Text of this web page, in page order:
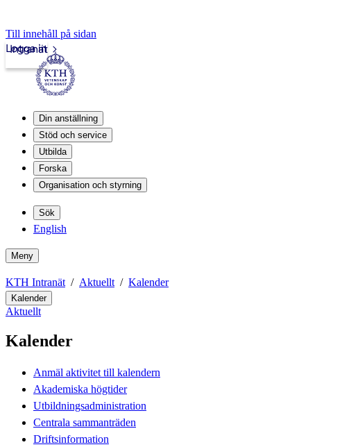
Till innehåll på sidan
Intranät
Logga in
Din anställning
Stöd och service
Utbilda
Forska
Organisation och styrning
Sök
English
Meny
KTH Intranät Aktuellt Kalender
Kalender
Aktuellt
Kalender
Anmäl aktivitet till kalendern
Akademiska högtider
Utbildningsadministration
Centrala sammanträden
Driftsinformation